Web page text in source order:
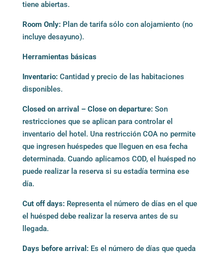
tiene abiertas.
Room Only: Plan de tarifa sólo con alojamiento (no
incluye desayuno).
Herramientas básicas
Inventario: Cantidad y precio de las habitaciones
disponibles.
Closed on arrival – Close on departure: Son
restricciones que se aplican para controlar el
inventario del hotel. Una restricción COA no permite
que ingresen huéspedes que lleguen en esa fecha
determinada. Cuando aplicamos COD, el huésped no
puede realizar la reserva si su estadía termina ese
día.
Cut off days: Representa el número de días en el que
el huésped debe realizar la reserva antes de su
llegada.
Days before arrival: Es el número de días que queda